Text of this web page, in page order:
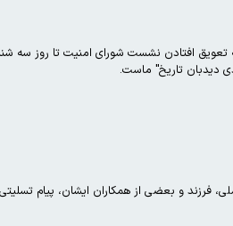
نخست آخرین شماره روزنامه اعتماد ملی روز یکشنبه ۲۸ اسفند سال ۱۳۸۴ را مشاهده می کنید. به
دیدبان تاریخ" ماست.
فرزند و بعضی از همکاران ایشان، پیام